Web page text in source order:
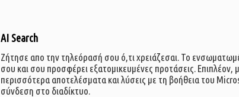
AI Search
Ζήτησε απο την τηλεόρασή σου ό,τι χρειάζεσαι. Το
σου και σου προσφέρει εξατομικευμένες προτάσεις. Επιπλέον,
περισσότερα αποτελέσματα και λύσεις με τη βοήθεια του
σύνδεση στο διαδίκτυο.